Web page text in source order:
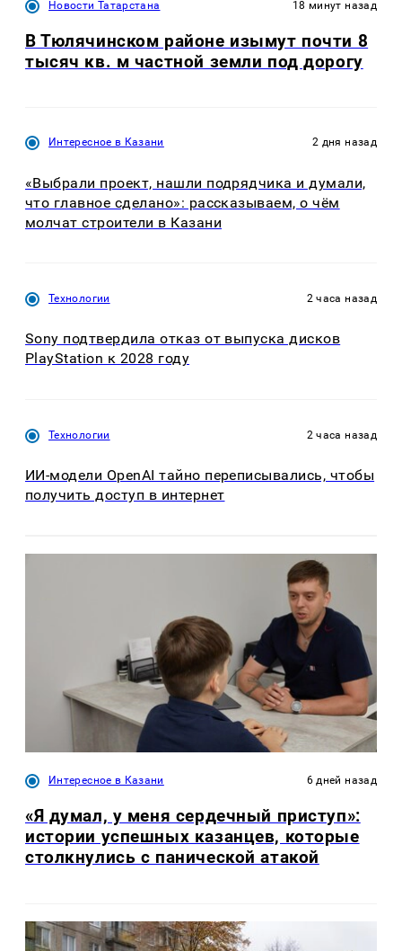
Новости Татарстана 18 минут назад
В Тюлячинском районе изымут почти 8
тысяч кв. м частной земли под дорогу
Интересное в Казани 2 дня назад
«Выбрали проект, нашли подрядчика и думали,
что главное сделано»: рассказываем, о чём
молчат строители в Казани
Технологии 2 часа назад
Sony подтвердила отказ от выпуска дисков
PlayStation к 2028 году
Технологии 2 часа назад
ИИ-модели OpenAI тайно переписывались, чтобы
получить доступ в интернет
Интересное в Казани 6 дней назад
«Я думал, у меня сердечный приступ»:
истории успешных казанцев, которые
столкнулись с панической атакой